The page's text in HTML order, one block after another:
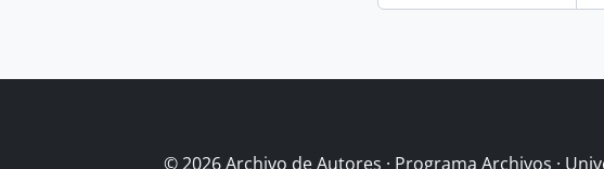
© 2026 Archivo de Autores · Programa Archivos ·